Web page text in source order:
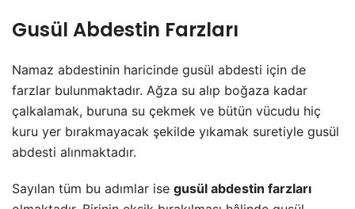
Gusül Abdestin Farzları
Namaz abdestinin haricinde gusül abdesti için de
farzlar bulunmaktadır. Ağza su alıp boğaza kadar
çalkalamak, buruna su çekmek ve bütün vücudu hiç
kuru yer bırakmayacak şekilde yıkamak suretiyle gusül
abdesti alınmaktadır.
Sayılan tüm bu adımlar ise gusül abdestin farzları